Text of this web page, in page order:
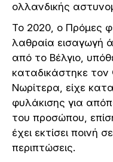
ολλανδικής
Το 2020, ο Πρόμες
λαθραία εισαγωγή
από το Βέλγιο,
καταδικάστηκε
Νωρίτερα, είχε
φυλάκισης για
του προσώπου,
έχει εκτίσει ποινή
περιπτώσεις.